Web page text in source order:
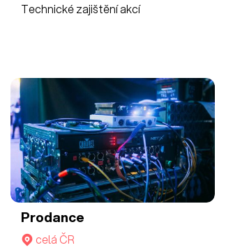
Technické zajištění akcí
Prodance
celá ČR